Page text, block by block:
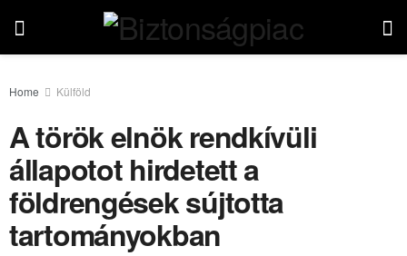
Home Külföld
A török elnök rendkívüli
állapotot hirdetett a
földrengések sújtotta
tartományokban